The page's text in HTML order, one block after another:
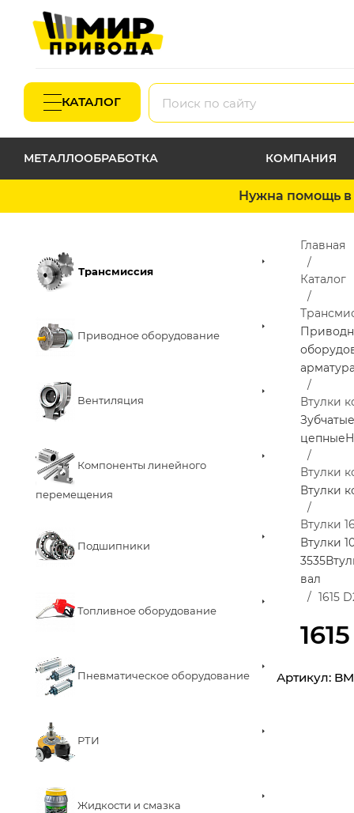
КАТАЛОГ
МЕТАЛЛООБРАБОТКА КОМПАНИЯ
Нужна помощь в
Трансмиссия
Приводное оборудование
Вентиляция
Компоненты линейного
перемещения
Подшипники
Топливное оборудование
Пневматическое оборудование
РТИ
Жидкости и смазка
Главная
Каталог
Втулки
цепные
Втулки
Втулки
Втулки
Втулки
3535
вал
1615
Артикул: